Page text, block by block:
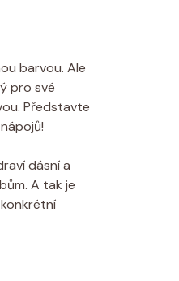
barvou. Ale
pro své
Představte
dásní a
A tak je